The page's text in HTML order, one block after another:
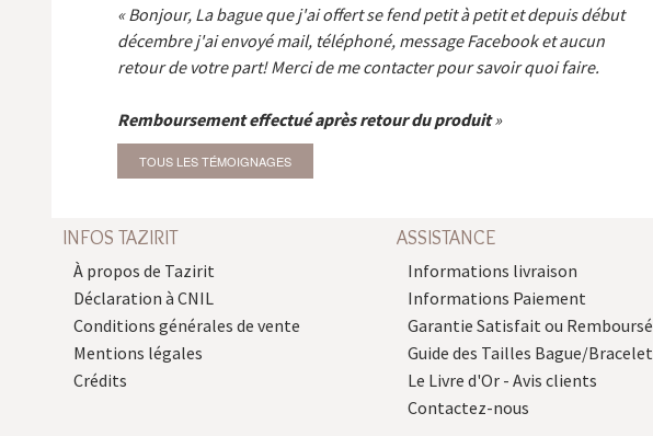
Bonjour, La bague que j'ai offert se fend petit à petit et depuis début
décembre j'ai envoyé mail, téléphoné, message Facebook et aucun
retour de votre part! Merci de me contacter pour savoir quoi faire.
Remboursement effectué après retour du produit
TOUS LES TÉMOIGNAGES
INFOS TAZIRIT
À propos de Tazirit
Déclaration à CNIL
Conditions générales de vente
Mentions légales
Crédits
ASSISTANCE
Informations livraison
Informations Paiement
Garantie Satisfait ou Remboursé
Guide des Tailles Bague/Bracelet
Le Livre d'Or - Avis clients
Contactez-nous